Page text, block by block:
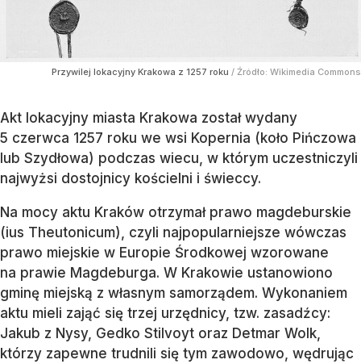
Przywilej lokacyjny Krakowa z 1257 roku / Źródło: Wikimedia Commons
Akt lokacyjny miasta Krakowa został wydany
5 czerwca 1257 roku we wsi Kopernia (koło Pińczowa
lub Szydłowa) podczas wiecu, w którym uczestniczyli
najwyżsi dostojnicy kościelni i świeccy.
Na mocy aktu Kraków otrzymał prawo magdeburskie
(ius Theutonicum), czyli najpopularniejsze wówczas
prawo miejskie w Europie Środkowej wzorowane
na prawie Magdeburga. W Krakowie ustanowiono
gminę miejską z własnym samorządem. Wykonaniem
aktu mieli zająć się trzej urzędnicy, tzw. zasadźcy:
Jakub z Nysy, Gedko Stilvoyt oraz Detmar Wolk,
którzy zapewne trudnili się tym zawodowo, wędrując